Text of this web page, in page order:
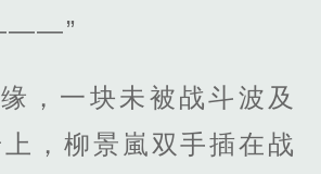
，一块未被战斗波及
，柳景嵐双手插在战